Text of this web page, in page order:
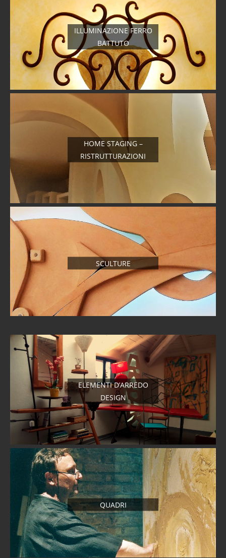
ILLUMINAZIONE FERRO
BATTUTO
HOME STAGING –
RISTRUTTURAZIONI
SCULTURE
ELEMENTI D’ARREDO
DESIGN
QUADRI